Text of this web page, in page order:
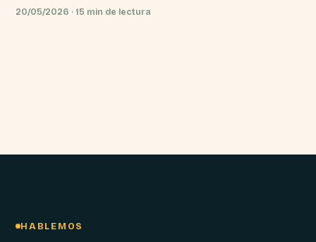
20/05/2026 · 15 min de lectura
HABLEMOS